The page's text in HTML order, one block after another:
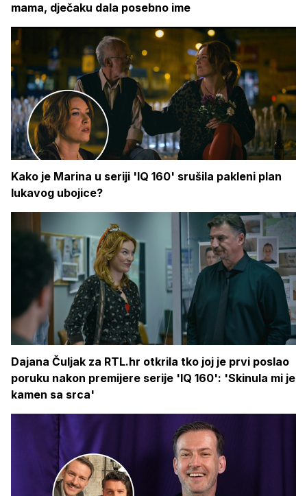
mama, dječaku dala posebno ime
Kako je Marina u seriji 'IQ 160' srušila pakleni plan
lukavog ubojice?
Dajana Čuljak za RTL.hr otkrila tko joj je prvi poslao
poruku nakon premijere serije 'IQ 160': 'Skinula mi je
kamen sa srca'